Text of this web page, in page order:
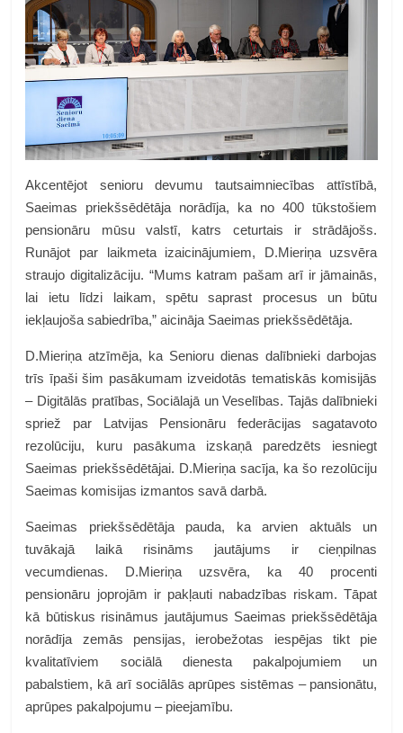
Akcentējot senioru devumu tautsaimniecības attīstībā,
Saeimas priekšsēdētāja norādīja, ka no 400 tūkstošiem
pensionāru mūsu valstī, katrs ceturtais ir strādājošs.
Runājot par laikmeta izaicinājumiem, D.Mieriņa uzsvēra
straujo digitalizāciju. “Mums katram pašam arī ir jāmainās,
lai ietu līdzi laikam, spētu saprast procesus un būtu
iekļaujoša sabiedrība,” aicināja Saeimas priekšsēdētāja.
D.Mieriņa atzīmēja, ka Senioru dienas dalībnieki darbojas
trīs īpaši šim pasākumam izveidotās tematiskās komisijās
– Digitālās pratības, Sociālajā un Veselības. Tajās dalībnieki
spriež par Latvijas Pensionāru federācijas sagatavoto
rezolūciju, kuru pasākuma izskaņā paredzēts iesniegt
Saeimas priekšsēdētājai. D.Mieriņa sacīja, ka šo rezolūciju
Saeimas komisijas izmantos savā darbā.
Saeimas priekšsēdētāja pauda, ka arvien aktuāls un
tuvākajā laikā risināms jautājums ir cieņpilnas
vecumdienas. D.Mieriņa uzsvēra, ka 40 procenti
pensionāru joprojām ir pakļauti nabadzības riskam. Tāpat
kā būtiskus risināmus jautājumus Saeimas priekšsēdētāja
norādīja zemās pensijas, ierobežotas iespējas tikt pie
kvalitatīviem sociālā dienesta pakalpojumiem un
pabalstiem, kā arī sociālās aprūpes sistēmas – pansionātu,
aprūpes pakalpojumu – pieejamību.